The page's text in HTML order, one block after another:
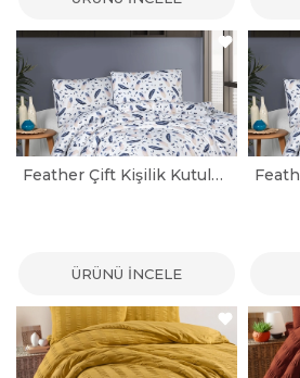
Feather Çift Kişilik Kutulu Nevresim Takımı
ÜRÜNÜ İNCELE